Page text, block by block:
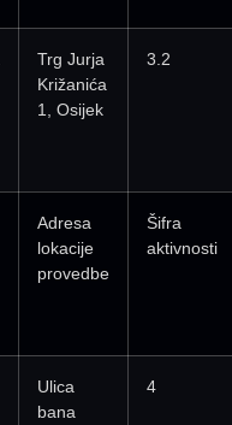
Trg Jurja
Križanića
1, Osijek
3.2
Adresa
lokacije
provedbe
Šifra
aktivnosti
Ulica
bana
4